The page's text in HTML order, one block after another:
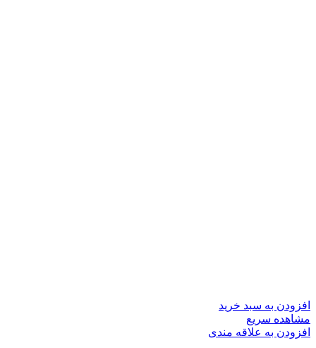
افزودن به سبد خرید
مشاهده سریع
افزودن به علاقه مندی